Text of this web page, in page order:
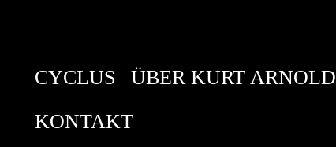
CYCLUS ÜBER KURT ARNOLD
KONTAKT